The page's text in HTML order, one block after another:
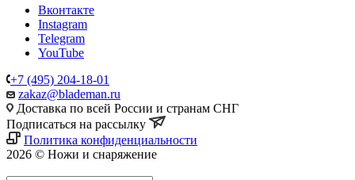
Вконтакте
Instagram
Telegram
YouTube
+7 (495) 204-18-01
zakaz@blademan.ru
Доставка по всей России и странам СНГ
Подписаться на рассылку
Политика конфиденциальности
2026 © Ножи и снаряжение